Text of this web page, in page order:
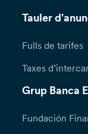
Tauler
Fulls de tarifes
Taxes
Grup Banca
Fundación